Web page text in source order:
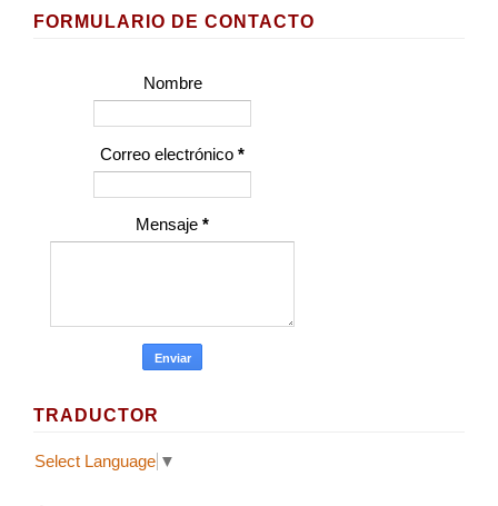
FORMULARIO DE CONTACTO
Nombre
Correo electrónico *
Mensaje *
TRADUCTOR
Select Language ▼